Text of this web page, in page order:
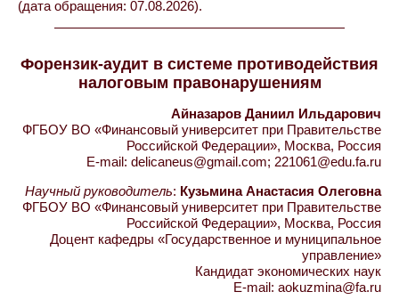
(дата обращения: 07.08.2026).
Форензик-аудит в системе противодействия
налоговым правонарушениям
Айназаров Даниил Ильдарович
ФГБОУ ВО «Финансовый университет при Правительстве
Российской Федерации», Москва, Россия
E-mail: delicaneus@gmail.com; 221061@edu.fa.ru
Научный руководитель: Кузьмина Анастасия Олеговна
ФГБОУ ВО «Финансовый университет при Правительстве
Российской Федерации», Москва, Россия
Доцент кафедры «Государственное и муниципальное
управление»
Кандидат экономических наук
E-mail: aokuzmina@fa.ru